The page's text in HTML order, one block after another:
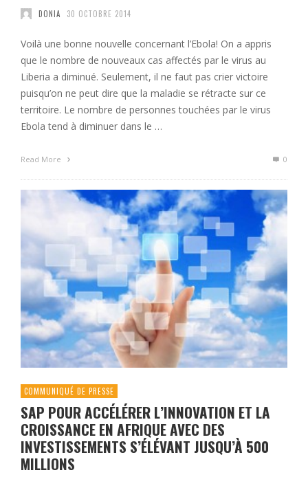
DONIA 30 OCTOBRE 2014
Voilà une bonne nouvelle concernant l’Ebola! On a appris
que le nombre de nouveaux cas affectés par le virus au
Liberia a diminué. Seulement, il ne faut pas crier victoire
puisqu’on ne peut dire que la maladie se rétracte sur ce
territoire. Le nombre de personnes touchées par le virus
Ebola tend à diminuer dans le …
Read More 0
COMMUNIQUÉ DE PRESSE
SAP POUR ACCÉLÉRER L’INNOVATION ET LA
CROISSANCE EN AFRIQUE AVEC DES
INVESTISSEMENTS S’ÉLÉVANT JUSQU’À 500
MILLIONS